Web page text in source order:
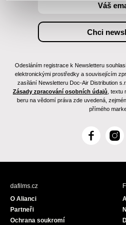
Odesláním registrace k Newsletteru
elektronickými prostředky a souvisejícím
zasílání Newsletteru Doc-Air Distribution
Zásady zpracování osobních údajů ,
beru na vědomí práva zde uvedená,
přímého
F
c
I
s
dafilms.cz
O Alianci
Partneři
Ochrana soukromí